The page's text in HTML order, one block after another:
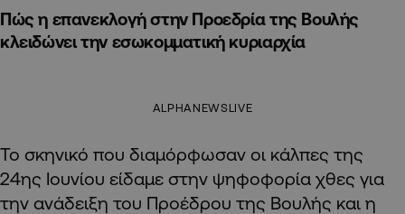
Πώς η επανεκλογή στην Προεδρία της Βουλής
κλειδώνει την εσωκομματική κυριαρχία
ALPHANEWSLIVE
Το σκηνικό που διαμόρφωσαν οι κάλπες της
24ης Ιουνίου είδαμε στην ψηφοφορία χθες για
την ανάδειξη του Προέδρου της Βουλής και η